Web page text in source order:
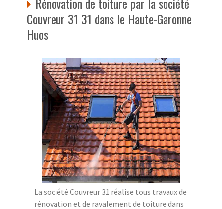
Couvreur 31 31 dans le Haute-Garonne
Huos
La société Couvreur 31 réalise tous travaux de
rénovation et de ravalement de toiture dans